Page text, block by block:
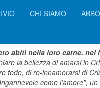
CHI SIAMO
abiti nella loro carne,
la bellezza di amarsi in
fede, di re-innamorarsi di
come l’amore”,